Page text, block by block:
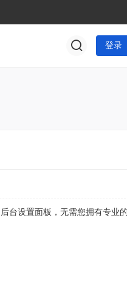
登录
台设置面板，无需您拥有专业